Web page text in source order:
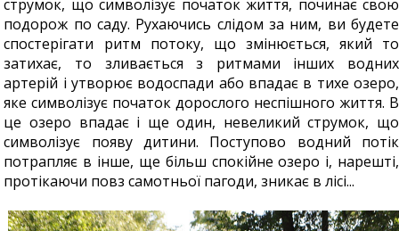
струмок, що символізує початок життя, починає свою
подорож по саду. Рухаючись слідом за ним, ви будете
спостерігати ритм потоку, що змінюється, який то
затихає, то зливається з ритмами інших водних
артерій і утворює водоспади або впадає в тихе озеро,
яке символізує початок дорослого неспішного життя. В
це озеро впадає і ще один, невеликий струмок, що
символізує появу дитини. Поступово водний потік
потрапляє в інше, ще більш спокійне озеро і, нарешті,
протікаючи повз самотньої пагоди, зникає в лісі...